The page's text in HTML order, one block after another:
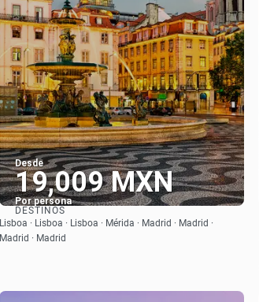
Desde
19,009 MXN
Por persona
Ver
DESTINOS
Lisboa · Lisboa · Lisboa · Mérida · Madrid · Madrid ·
Madrid · Madrid